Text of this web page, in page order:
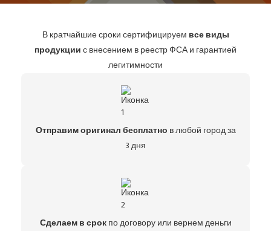
В кратчайшие сроки сертифицируем все виды
продукциис внесением в реестр ФСА и гарантией
легитимности
Отправим оригинал бесплатно в любой город за
3 дня
Сделаем в срокпо договору или вернем деньги